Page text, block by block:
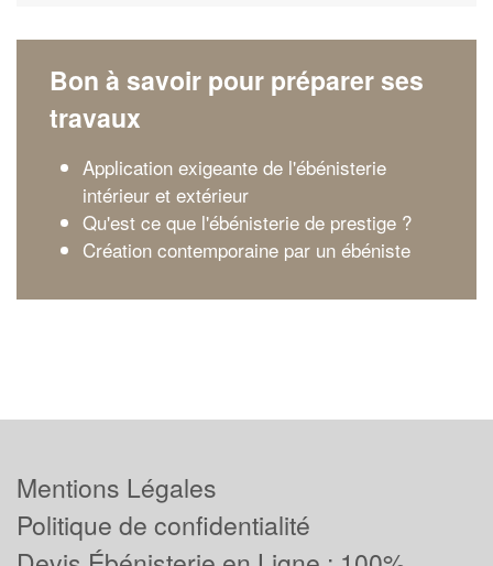
Bon à savoir pour préparer ses
travaux
Application exigeante de l'ébénisterie
intérieur et extérieur
Qu'est ce que l'ébénisterie de prestige ?
Création contemporaine par un ébéniste
Mentions Légales
Politique de confidentialité